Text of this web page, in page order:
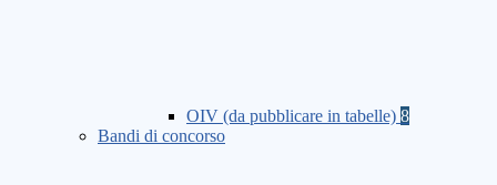
OIV (da pubblicare in tabelle) 8
Bandi di concorso